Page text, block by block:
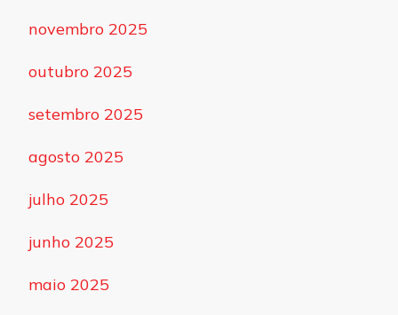
novembro 2025
outubro 2025
setembro 2025
agosto 2025
julho 2025
junho 2025
maio 2025